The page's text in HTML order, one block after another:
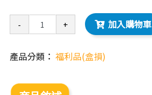
- + 加入購物車
產品分類： 福利品(盒損)